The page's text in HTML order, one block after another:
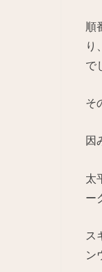
順
り
で
そ
因
太
ー
ス
ン